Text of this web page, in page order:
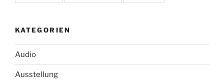
KATEGORIEN
Audio
Ausstellung